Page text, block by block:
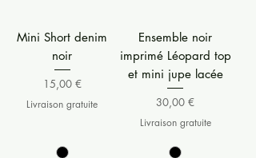
Mini Short denim
noir
Prix
15,00 €
Livraison gratuite
Ensemble noir
imprimé Léopard top
et mini jupe lacée
Prix
30,00 €
Livraison gratuite